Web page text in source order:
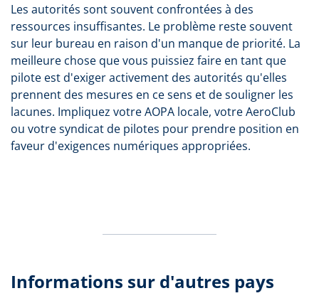
Les autorités sont souvent confrontées à des
ressources insuffisantes. Le problème reste souvent
sur leur bureau en raison d'un manque de priorité. La
meilleure chose que vous puissiez faire en tant que
pilote est d'exiger activement des autorités qu'elles
prennent des mesures en ce sens et de souligner les
lacunes. Impliquez votre AOPA locale, votre AeroClub
ou votre syndicat de pilotes pour prendre position en
faveur d'exigences numériques appropriées.
Informations sur d'autres pays